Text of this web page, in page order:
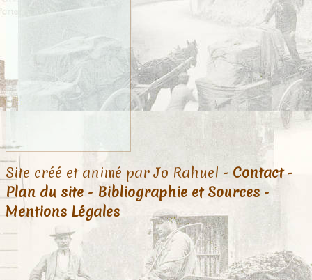
Site créé et animé par Jo Rahuel - Contact-
Plan du site - Bibliographie et Sources -
Mentions Légales